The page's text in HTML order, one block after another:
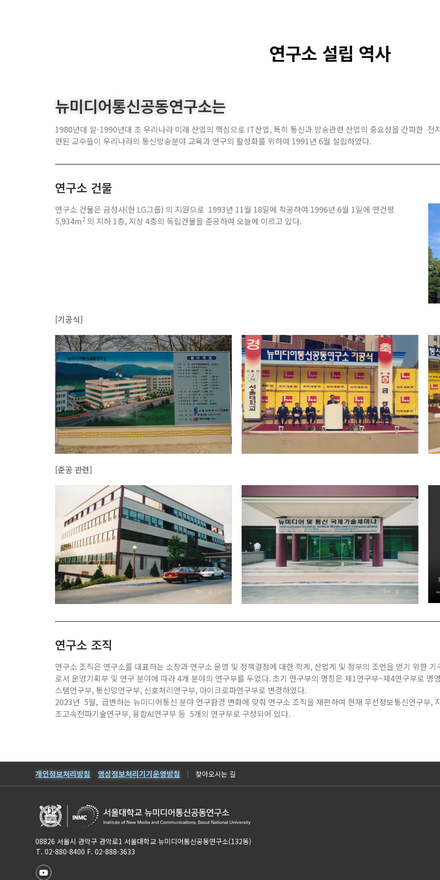
연구소 설립 역사
뉴미디어통신공동연구소는
1980년대 말-1990년대 초 우리나라 미래 산업의 핵심으로 IT산업, 특히 통신과 방송관련 산업의 중요성을 간파한 전
련된 교수들이 우리나라의 통신방송분야 교육과 연구의 활성화를 위하여 1991년 6월 설립하였다.
연구소 건물
연구소 건물은 금성사(현 LG그룹) 의 지원으로 1993년 11월 18일에 착공하여 1996년 6월 1일에 연건평
5,934m2 의 지하 1층, 지상 4층의 독립건물을 준공하여 오늘에 이르고 있다.
[기공식]
[준공 관련]
연구소 조직
연구소 조직은 연구소를 대표하는 소장과 연구소 운영 및 정책결정에 대한 학계, 산업계 및 정부의 조언을 얻기 위한
로서 운영기획부 및 연구 분야에 따라 4개 분야의 연구부를 두었다. 초기 연구부의 명칭은 제1연구부~제4연구부로 명
스템연구부, 통신망연구부, 신호처리연구부, 마이크로파연구부로 변경하였다.
2023년 5월, 급변하는 뉴미디어통신 분야 연구환경 변화에 맞춰 연구소 조직을 재편하여 현재 무선정보통신연구부,
초고속전파기술연구부, 융합AI연구부 등 5개의 연구부로 구성되어 있다.
개인정보처리방침 영상정보처리기기운영방침 찾아오시는 길
08826 서울시 관악구 관악로1 서울대학교 뉴미디어통신공동연구소(132동)
T. 02-880-8400 F. 02-888-3633